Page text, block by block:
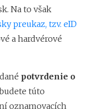
Na to však
preukaz, tzv. eID
a hardvérové
potvrdenie o
túto
oznamovacích